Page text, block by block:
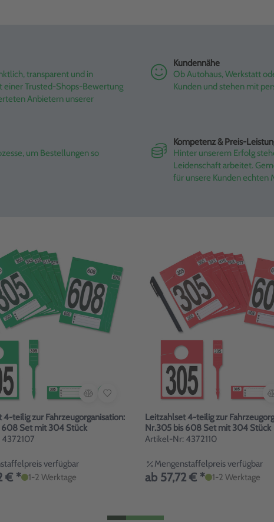
transparent und in
einer Trusted-Shops-Bewertung
Anbietern unserer
Kundennähe
Ob Autohaus, Werkstatt
Kunden und stehen mit
um Bestellungen so
Kompetenz & Preis-
Hinter unserem Erfolg
Leidenschaft arbeitet.
für unsere Kunden echten
4-teilig zur Fahrzeugorganisation:
608 Set mit 304 Stück
verfügbar
€ * 1-2 Werktage
Leitzahlset 4-teilig zur
Nr.305 bis 608 Set mit 304 Stück
Artikel-Nr: 4372110
Mengenstaffelpreis verfügbar
ab 57,72 € * 1-2 Werktage